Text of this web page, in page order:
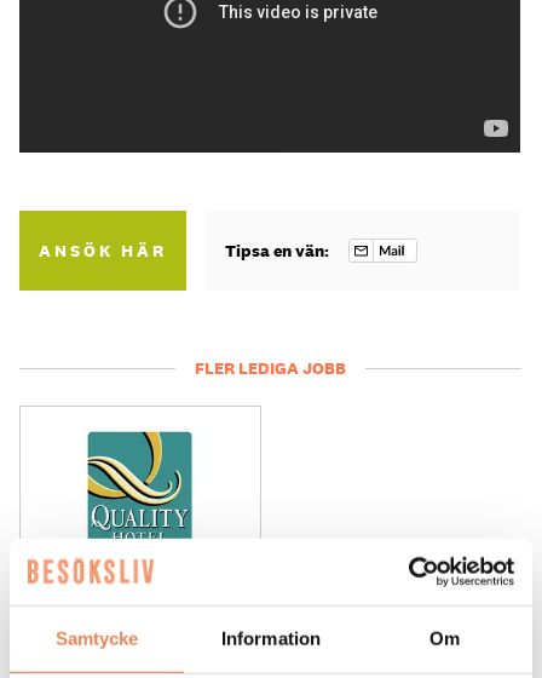
Samtycke Information Om
ANSÖK HÄR Tipsa en vän:
FLER LEDIGA JOBB
General
Manager/Hotelldirektör